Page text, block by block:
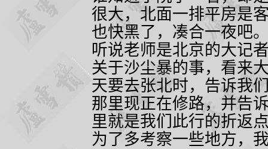
很大，北面一排平房是
也快黑了，凑合一夜吧
听说老师是北京的大记
关于沙尘暴的事，看来
天要去张北时，告诉我
那里现正在修路，并告
里就是我们此行的折返
为了多考察一些地方，